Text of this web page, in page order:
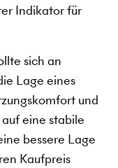
Indikator für
sich an
Lage eines
und
eine stabile
bessere Lage
Kaufpreis